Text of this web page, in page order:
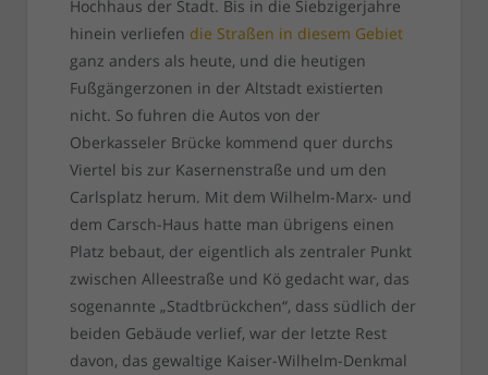
Hochhaus der Stadt. Bis in die Siebzigerjahre
hinein verliefen die Straßen in diesem Gebiet
ganz anders als heute, und die heutigen
Fußgängerzonen in der Altstadt existierten
nicht. So fuhren die Autos von der
Oberkasseler Brücke kommend quer durchs
Viertel bis zur Kasernenstraße und um den
Carlsplatz herum. Mit dem Wilhelm-Marx- und
dem Carsch-Haus hatte man übrigens einen
Platz bebaut, der eigentlich als zentraler Punkt
zwischen Alleestraße und Kö gedacht war, das
sogenannte „Stadtbrückchen“, dass südlich der
beiden Gebäude verlief, war der letzte Rest
davon, das gewaltige Kaiser-Wilhelm-Denkmal